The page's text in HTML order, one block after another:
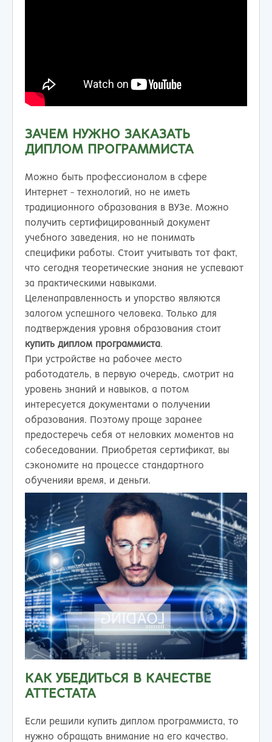
ЗАЧЕМ НУЖНО ЗАКАЗАТЬ
ДИПЛОМ ПРОГРАММИСТА
Можно быть профессионалом в сфере
Интернет - технологий, но не иметь
традиционного образования в ВУЗе. Можно
получить сертифицированный документ
учебного заведения, но не понимать
специфики работы. Стоит учитывать тот факт,
что сегодня теоретические знания не успевают
за практическими навыками.
Целенаправленность и упорство являются
залогом успешного человека. Только для
подтверждения уровня образования стоит
купить диплом программиста.
При устройстве на рабочее место
работодатель, в первую очередь, смотрит на
уровень знаний и навыков, а потом
интересуется документами о получении
образования. Поэтому проще заранее
предостеречь себя от неловких моментов на
собеседовании. Приобретая сертификат, вы
сэкономите на процессе стандартного
обученияи время, и деньги.
КАК УБЕДИТЬСЯ В КАЧЕСТВЕ
АТТЕСТАТА
Если решили купить диплом программиста, то
нужно обращать внимание на его качество.